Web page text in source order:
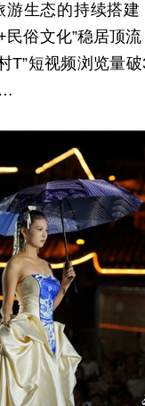
生态的持续搭建
民俗文化”稳居顶
T”短视频浏览量